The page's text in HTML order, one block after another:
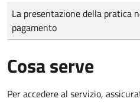
Tipo di pagamento
Importo
La presentazione della pratica
pagamento
Cosa serve
Per accedere al servizio,